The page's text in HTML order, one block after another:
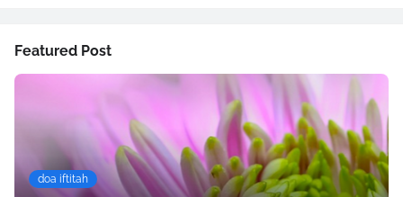
Featured Post
doa iftitah